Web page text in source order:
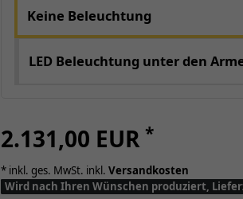
Keine Beleuchtung
LED Beleuchtung unter den
2.131,00 EUR *
* inkl. ges. MwSt. inkl. Versandkosten
Wird nach Ihren Wünschen produziert,